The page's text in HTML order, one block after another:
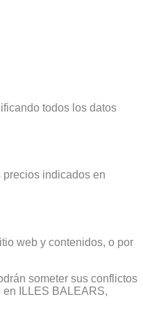
todos los datos
indicados en
web y contenidos, o por
someter sus conflictos
ILLES BALEARS,